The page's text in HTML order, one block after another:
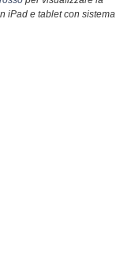
iPad e tablet con sistema